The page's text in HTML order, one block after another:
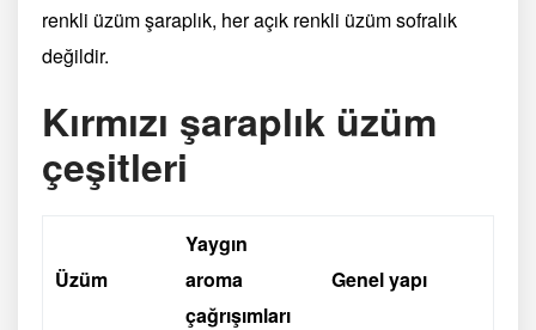
renkli üzüm şaraplık, her açık renkli üzüm sofralık
değildir.
Kırmızı şaraplık üzüm
çeşitleri
Üzüm
Yaygın
aroma
çağrışımları
Genel yapı